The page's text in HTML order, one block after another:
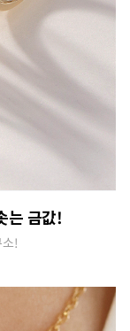
는 금값!
!